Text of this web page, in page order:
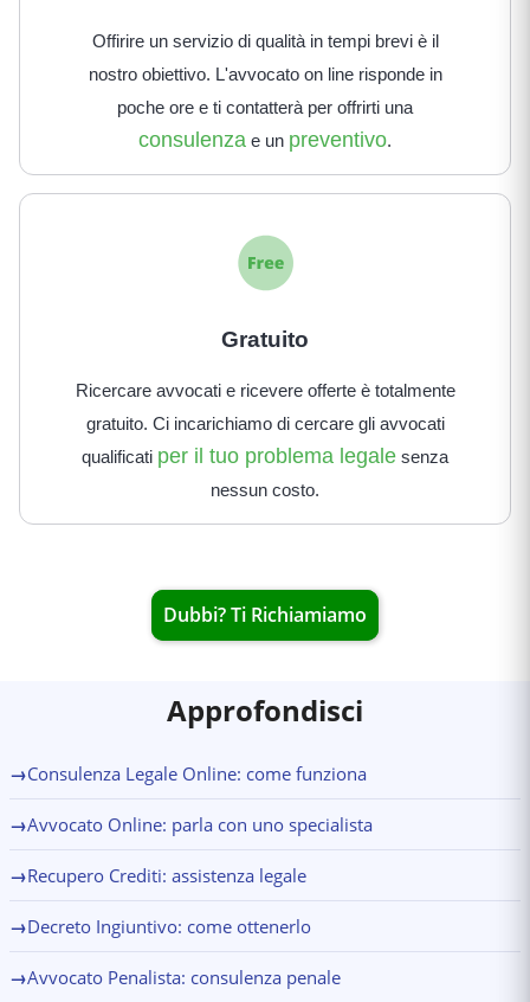
Offirire un servizio di qualità in tempi brevi è il
nostro obiettivo. L'avvocato on line risponde in
poche ore e ti contatterà per offrirti una
consulenza e un preventivo.
Gratuito
Ricercare avvocati e ricevere offerte è totalmente
gratuito. Ci incarichiamo di cercare gli avvocati
qualificati per il tuo problema legale senza
nessun costo.
Dubbi? Ti Richiamiamo
Approfondisci
→Consulenza Legale Online: come funziona
→Avvocato Online: parla con uno specialista
→Recupero Crediti: assistenza legale
→Decreto Ingiuntivo: come ottenerlo
→Avvocato Penalista: consulenza penale